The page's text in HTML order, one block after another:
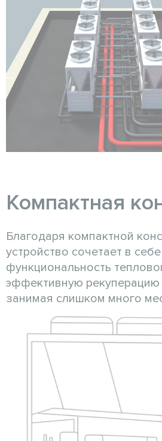
Компактная
Благодаря компактной
устройство сочетает в
функциональность
эффективную рекуперацию
занимая слишком много